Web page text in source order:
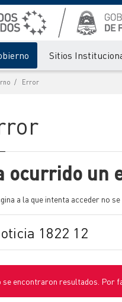
Sitios
Error
ocurrido un
a la que intenta acceder no
se encontraron resultados. Por